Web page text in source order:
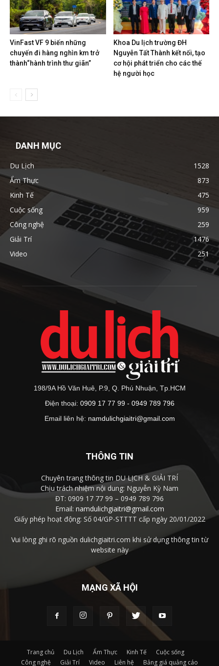
VinFast VF 9 biến những
chuyến đi hàng nghìn km trở
thành“hành trình thư giãn”
Khoa Du lịch trường ĐH
Nguyễn Tất Thành kết nối, tạo
cơ hội phát triển cho các thế
hệ người học
DANH MỤC
Du Lịch
1528
Ẩm Thực
873
Kinh Tế
475
Cuộc sống
959
Công nghệ
259
Giải Trí
1476
Video
251
198/9A Hồ Văn Huê, P.9, Q. Phú Nhuận, Tp.HCM
Điện thoại: 0909 17 77 99 - 0949 789 796
Email liên hệ: namdulichgiaitri@gmail.com
THÔNG TIN
Chuyên trang thông tin DU LỊCH & GIẢI TRÍ
Chịu trách nhiệm nội dung: Nguyễn Kỳ Nam
ĐT: 0909 17 77 99 – 0949 789 796
Email: namdulichgiaitri@gmail.com
Giấy phép hoạt động: Số 04/GP-STTTT cấp ngày 20/01/2022
Vui lòng ghi rõ nguồn dulichgiaitri.com khi sử dụng thông tin từ
website này
MẠNG XÃ HỘI
Trang chủ Du Lịch Ẩm Thực Kinh Tế
Cuộc sống
Công nghệ
Giải Trí Video Liên hệ Bảng giá quảng cáo